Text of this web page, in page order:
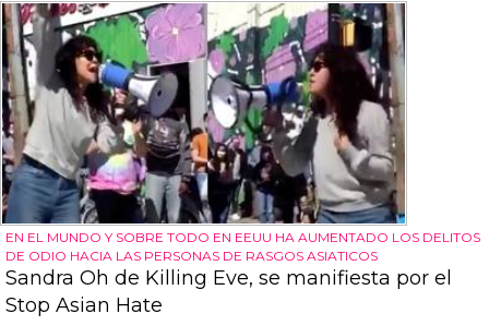
EN EL MUNDO Y SOBRE TODO EN EEUU HA AUMENTADO LOS DELITOS
DE ODIO HACIA LAS PERSONAS DE RASGOS ASIATICOS
Sandra Oh de Killing Eve, se manifiesta por el
Stop Asian Hate